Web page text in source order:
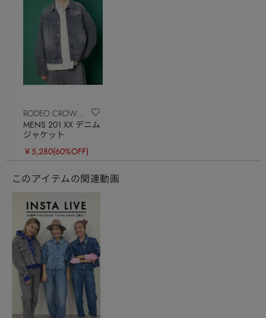
RODEO CROWNS
WIDE BOWL
MENS 201 XX デニム
ジャケット
￥5,280(60%OFF)
このアイテムの関連動画